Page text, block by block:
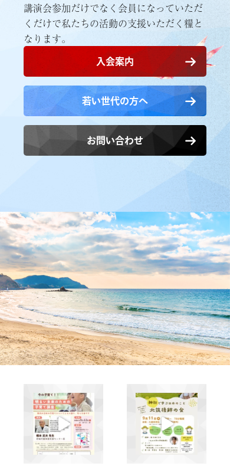
講演会参加だけでなく会員になっていただ
くだけで私たちの活動の支援いただく糧と
なります。
入会案内
若い世代の方へ
お問い合わせ